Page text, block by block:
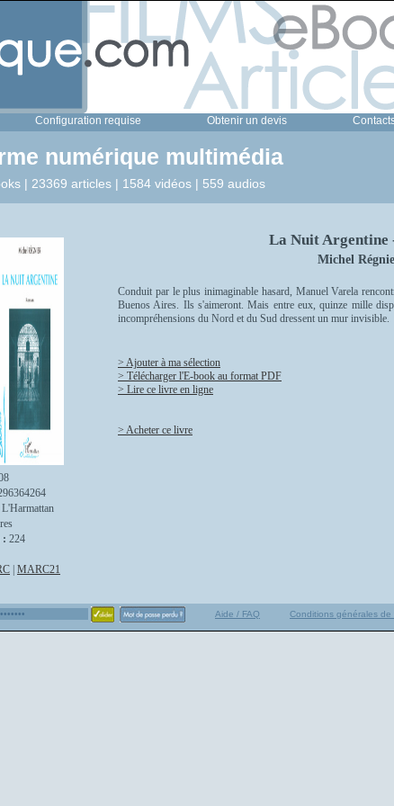
Configuration requise Obtenir un devis
numérique multimédia
| 23369 articles | 1584 vidéos | 559 audios
: 224
MARC21
La Nuit Argentine
Michel
Conduit par le plus inimaginable hasard, Manuel Varela
Buenos Aires. Ils s'aimeront. Mais entre eux, quinze mille
incompréhensions du Nord et du Sud dressent un mur invisible.
> Ajouter à ma sélection
> Télécharger l'E-book au format PDF
> Lire ce livre en ligne
> Acheter ce livre
Aide / FAQ Conditions générales de